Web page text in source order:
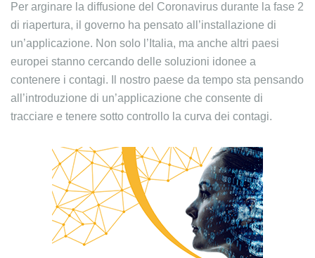
Per arginare la diffusione del Coronavirus durante la fase 2
di riapertura, il governo ha pensato all’installazione di
un’applicazione. Non solo l’Italia, ma anche altri paesi
europei stanno cercando delle soluzioni idonee a
contenere i contagi. Il nostro paese da tempo sta pensando
all’introduzione di un’applicazione che consente di
tracciare e tenere sotto controllo la curva dei contagi.